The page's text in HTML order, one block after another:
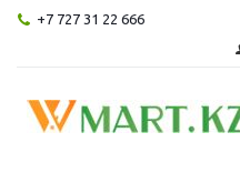
+7 727 31 22 666